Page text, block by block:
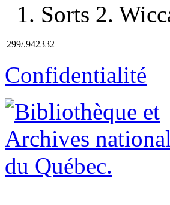
1. Sorts 2.
299/.942332
Confidentialité